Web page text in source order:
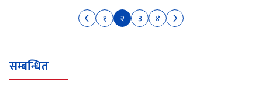
१ २ ३ ४
सम्बन्धित